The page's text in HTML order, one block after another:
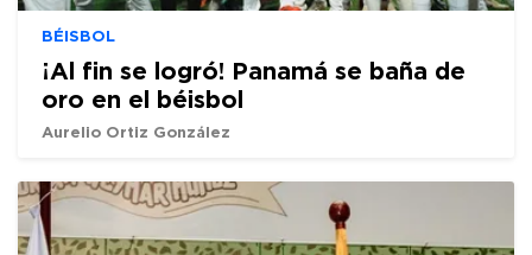
BÉISBOL
¡Al fin se logró! Panamá se baña de
oro en el béisbol
Aurelio Ortiz González